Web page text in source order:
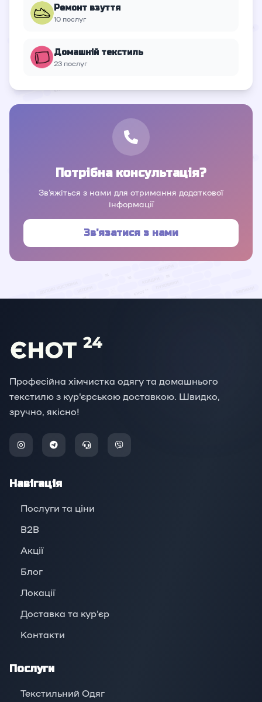
Ремонт взуття
10 послуг
Домашній текстиль
23 послуг
Потрібна консультація?
Зв'яжіться з нами для отримання додаткової
інформації
Зв'язатися з нами
Професійна хімчистка одягу та домашнього
текстилю з кур'єрською доставкою. Швидко,
зручно, якісно!
Навігація
Послуги та ціни
B2B
Акції
Блог
Локації
Доставка та кур'єр
Контакти
Послуги
Текстильний Одяг